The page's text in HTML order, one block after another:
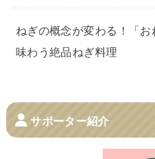
ねぎの概念が変わる！「
味わう絶品ねぎ料理
サポーター紹介